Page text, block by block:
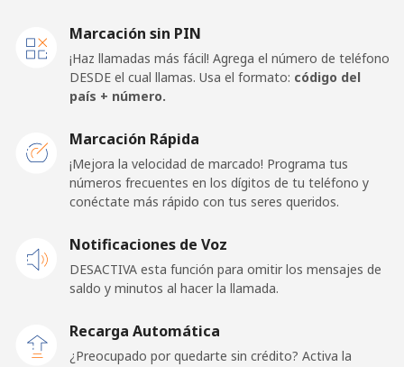
Línea fija
⁦16.5p⁩
Papua New Guinea
Línea fija ⁦102.5p⁩ 9 min por ⁦£10⁩ -
Paraguay
Línea fija ⁦3.5p⁩
Marcación sin PIN
¡Haz llamadas más fácil! Agrega el número de teléfono
DESDE el cual llamas. Usa el formato: código del
país + número.
Marcación Rápida
¡Mejora la velocidad de marcado! Programa tus
números frecuentes en los dígitos de tu teléfono y
conéctate más rápido con tus seres queridos.
Notificaciones de Voz
DESACTIVA esta función para omitir los mensajes de
saldo y minutos al hacer la llamada.
Recarga Automática
¿Preocupado por quedarte sin crédito? Activa la